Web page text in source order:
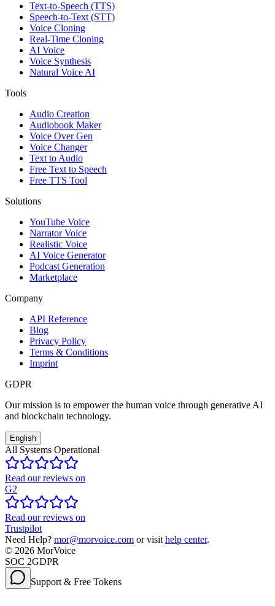
Text-to-Speech (TTS)
Speech-to-Text (STT)
Voice Cloning
Real-Time Cloning
AI Voice
Voice Synthesis
Natural Voice AI
Tools
Audio Creation
Audiobook Maker
Voice Over Gen
Voice Changer
Text to Audio
Free Text to Speech
Free TTS Tool
Solutions
YouTube Voice
Narrator Voice
Realistic Voice
AI Voice Generator
Podcast Generation
Marketplace
Company
API Reference
Blog
Privacy Policy
Terms & Conditions
Imprint
GDPR
Our mission is to empower the human voice through generative AI
and blockchain technology.
English
All Systems Operational
Read our reviews on
G2
Read our reviews on
Trustpilot
Need Help? mor@morvoice.com or visit help center.
© 2026 MorVoice
SOC 2GDPR
Support & Free Tokens